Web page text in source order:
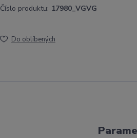
Číslo produktu: 17980_VGVG
Do oblíbených